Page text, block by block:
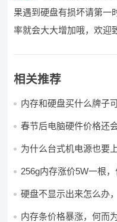
果遇到硬盘有损坏请第一
率就会大大增加哦，欢迎
相关推荐
内存和硬盘买什么牌子
春节后电脑硬件价格还
为什么台式机电源也要
256g内存涨价5W一根
硬盘不显示出来怎么办
内存条价格暴涨，何而为